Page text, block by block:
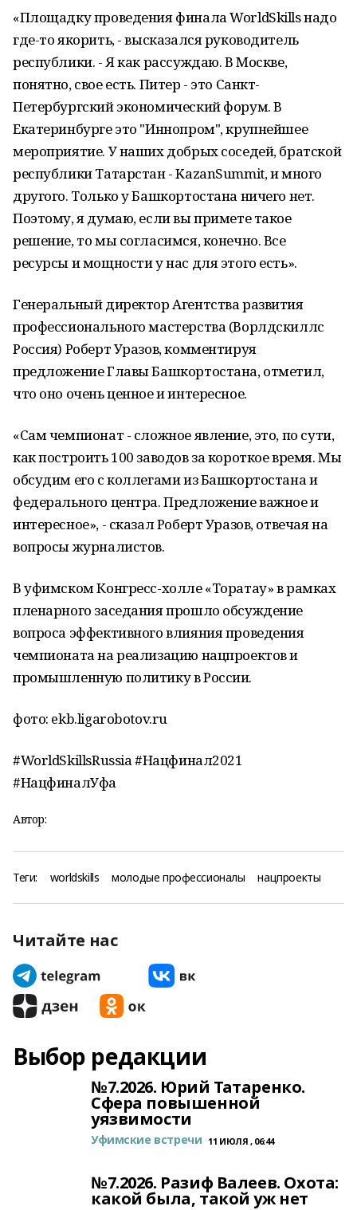
«Площадку проведения финала WorldSkills надо
где-то якорить, - высказался руководитель
республики. - Я как рассуждаю. В Москве,
понятно, свое есть. Питер - это Санкт-
Петербургский экономический форум. В
Екатеринбурге это "Иннопром", крупнейшее
мероприятие. У наших добрых соседей, братской
республики Татарстан - KazanSummit, и много
другого. Только у Башкортостана ничего нет.
Поэтому, я думаю, если вы примете такое
решение, то мы согласимся, конечно. Все
ресурсы и мощности у нас для этого есть».
Генеральный директор Агентства развития
профессионального мастерства (Ворлдскиллс
Россия) Роберт Уразов, комментируя
предложение Главы Башкортостана, отметил,
что оно очень ценное и интересное.
«Сам чемпионат - сложное явление, это, по сути,
как построить 100 заводов за короткое время. Мы
обсудим его с коллегами из Башкортостана и
федерального центра. Предложение важное и
интересное», - сказал Роберт Уразов, отвечая на
вопросы журналистов.
В уфимском Конгресс-холле «Торатау» в рамках
пленарного заседания прошло обсуждение
вопроса эффективного влияния проведения
чемпионата на реализацию нацпроектов и
промышленную политику в России.
фото: ekb.ligarobotov.ru
#WorldSkillsRussia #Нацфинал2021
#НацфиналУфа
Автор:
Теги: worldskills молодые профессионалы нацпроекты
Читайте нас
Выбор редакции
№7.2026. Юрий Татаренко.
Сфера повышенной
уязвимости
Уфимские встречи 11 ИЮЛЯ , 06:44
№7.2026. Разиф Валеев. Охота:
какой была, такой уж нет